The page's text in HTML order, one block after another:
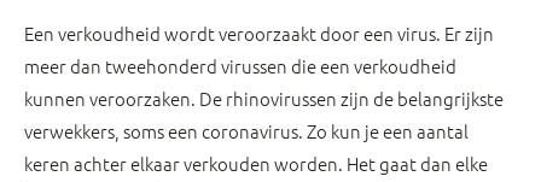
Een verkoudheid wordt veroorzaakt door een virus. Er zijn
meer dan tweehonderd virussen die een verkoudheid
kunnen veroorzaken. De rhinovirussen zijn de belangrijkste
verwekkers, soms een coronavirus. Zo kun je een aantal
keren achter elkaar verkouden worden. Het gaat dan elke